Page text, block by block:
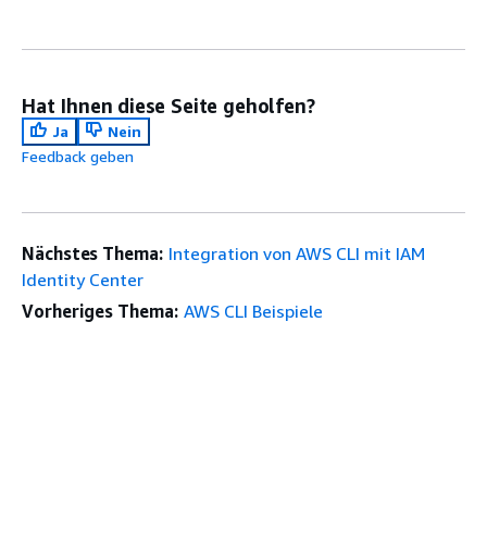
Hat Ihnen diese Seite geholfen?
Ja
Nein
Feedback geben
Nächstes Thema: Integration von AWS CLI mit IAM
Identity Center
Vorheriges Thema: AWS CLI Beispiele